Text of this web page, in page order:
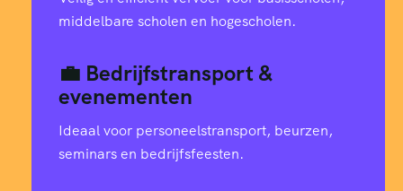
middelbare scholen en hogescholen.
💼 Bedrijfstransport &
evenementen
Ideaal voor personeelstransport, beurzen,
seminars en bedrijfsfeesten.